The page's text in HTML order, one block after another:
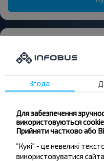
19:22
Ушачі
17:25
18:12
Валерьяны
Мінськ
Згода
Для забезпечення
використовуються
Прийняти частково або
"Кукі" - це невеликі
використовуватися